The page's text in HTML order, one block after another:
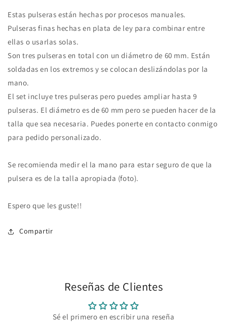
Estas pulseras están hechas por procesos manuales.
Pulseras finas hechas en plata de ley para combinar entre
ellas o usarlas solas.
Son tres pulseras en total con un diámetro de 60 mm. Están
soldadas en los extremos y se colocan deslizándolas por la
mano.
El set incluye tres pulseras pero puedes ampliar hasta 9
pulseras. El diámetro es de 60 mm pero se pueden hacer de la
talla que sea necesaria. Puedes ponerte en contacto conmigo
para pedido personalizado.
Se recomienda medir el la mano para estar seguro de que la
pulsera es de la talla apropiada (foto).
Espero que les guste!!
Compartir
Reseñas de Clientes
Sé el primero en escribir una reseña